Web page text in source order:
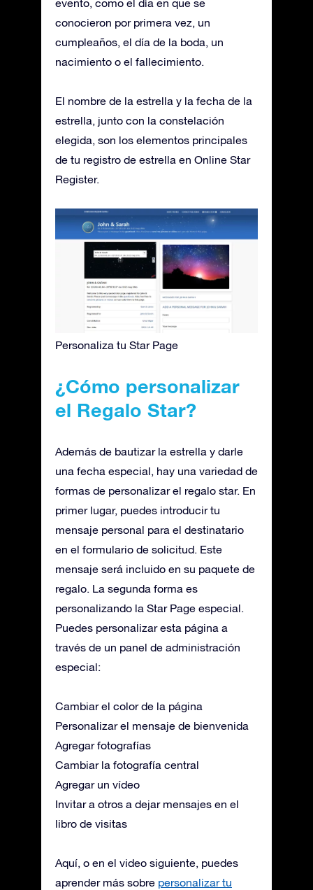
evento, como el día en que se
conocieron por primera vez, un
cumpleaños, el día de la boda, un
nacimiento o el fallecimiento.
El nombre de la estrella y la fecha de la
estrella, junto con la constelación
elegida, son los elementos principales
de tu registro de estrella en Online Star
Register.
Personaliza tu Star Page
¿Cómo personalizar
el Regalo Star?
Además de bautizar la estrella y darle
una fecha especial, hay una variedad de
formas de personalizar el regalo star. En
primer lugar, puedes introducir tu
mensaje personal para el destinatario
en el formulario de solicitud. Este
mensaje será incluido en su paquete de
regalo. La segunda forma es
personalizando la Star Page especial.
Puedes personalizar esta página a
través de un panel de administración
especial:
Cambiar el color de la página
Personalizar el mensaje de bienvenida
Agregar fotografías
Cambiar la fotografía central
Agregar un vídeo
Invitar a otros a dejar mensajes en el
libro de visitas
Aquí, o en el video siguiente, puedes
aprender más sobre personalizar tu